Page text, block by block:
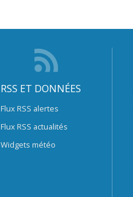
RSS ET DONNÉES
Flux RSS alertes
Flux RSS actualités
Widgets météo